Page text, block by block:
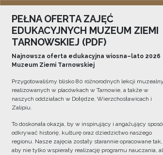
PEŁNA OFERTA ZAJĘĆ
EDUKACYJNYCH MUZEUM ZIEMI
TARNOWSKIEJ (PDF)
Najnowsza oferta edukacyjna wiosna–lato 2026
Muzeum Ziemi Tarnowskiej
Przygotowaliśmy blisko 80 różnorodnych lekcji
realizowanych w placówkach w Tarnowie, a także w
naszych oddziałach w Dołędze, Wierzchosławicach i
Zalipiu.
To doskonała okazja, by w inspirujący i angażujący
odkrywać historię, kulturę oraz dziedzictwo naszego
regionu. Nasze zajęcia zostały starannie opracowane tak,
aby nie tylko wspierały realizację programu nauczania,